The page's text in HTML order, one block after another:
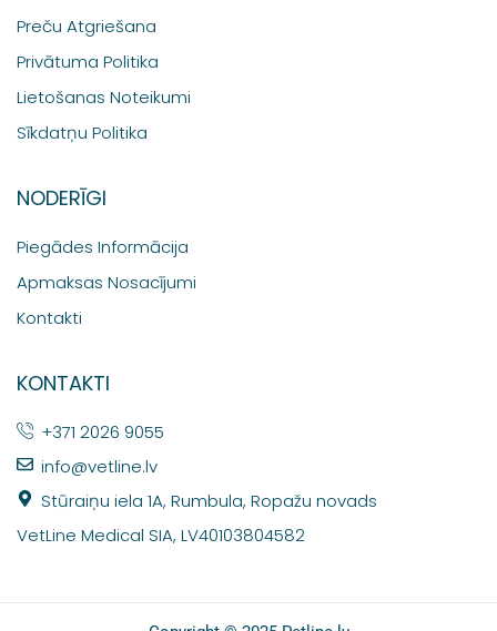
Preču Atgriešana
Privātuma Politika
Lietošanas Noteikumi
Sīkdatņu Politika
NODERĪGI
Piegādes Informācija
Apmaksas Nosacījumi
Kontakti
KONTAKTI
+371 2026 9055
info@vetline.lv
Stūraiņu iela 1A, Rumbula, Ropažu novads
VetLine Medical SIA, LV40103804582